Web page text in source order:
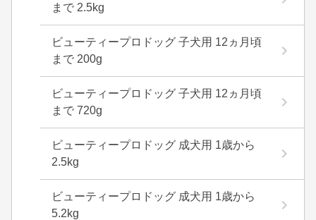
まで 2.5kg
ビューティープロドッグ 子犬用 12ヵ月頃
まで 200g
ビューティープロドッグ 子犬用 12ヵ月頃
まで 720g
ビューティープロドッグ 成犬用 1歳から
2.5kg
ビューティープロドッグ 成犬用 1歳から
5.2kg